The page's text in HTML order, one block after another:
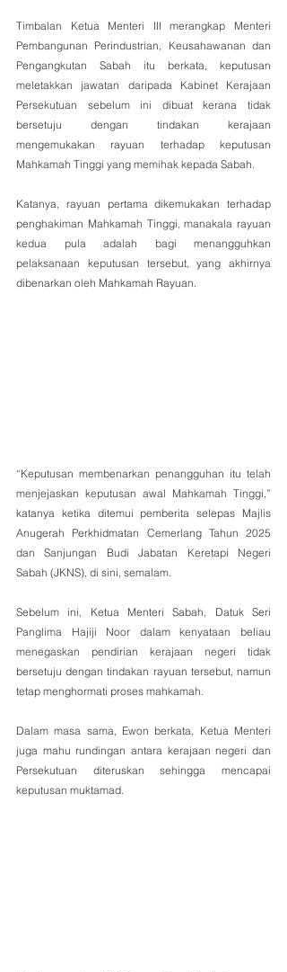
Timbalan Ketua Menteri III merangkap Menteri
Pembangunan Perindustrian, Keusahawanan dan
Pengangkutan Sabah itu berkata, keputusan
meletakkan jawatan daripada Kabinet Kerajaan
Persekutuan sebelum ini dibuat kerana tidak
bersetuju dengan tindakan kerajaan
mengemukakan rayuan terhadap keputusan
Mahkamah Tinggi yang memihak kepada Sabah.
Katanya, rayuan pertama dikemukakan terhadap
penghakiman Mahkamah Tinggi, manakala rayuan
kedua pula adalah bagi menangguhkan
pelaksanaan keputusan tersebut, yang akhirnya
dibenarkan oleh Mahkamah Rayuan.
“Keputusan membenarkan penangguhan itu telah
menjejaskan keputusan awal Mahkamah Tinggi,”
katanya ketika ditemui pemberita selepas Majlis
Anugerah Perkhidmatan Cemerlang Tahun 2025
dan Sanjungan Budi Jabatan Keretapi Negeri
Sabah (JKNS), di sini, semalam.
Sebelum ini, Ketua Menteri Sabah, Datuk Seri
Panglima Hajiji Noor dalam kenyataan beliau
menegaskan pendirian kerajaan negeri tidak
bersetuju dengan tindakan rayuan tersebut, namun
tetap menghormati proses mahkamah.
Dalam masa sama, Ewon berkata, Ketua Menteri
juga mahu rundingan antara kerajaan negeri dan
Persekutuan diteruskan sehingga mencapai
keputusan muktamad.